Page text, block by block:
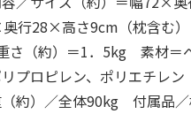
行28×高さ9cm（枕含む
（約）＝1．5kg 素材＝
リプロピレン、ポリエチレ
約）／全体90kg 付属品／